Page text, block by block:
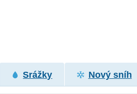
Srážky Nový sníh